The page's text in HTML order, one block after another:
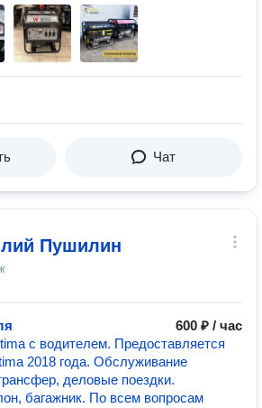
Чат
Пушилин
600 ₽ / час
с водителем. Предоставляется
2018 года. Обслуживание
деловые поездки.
багажник. По всем вопросам